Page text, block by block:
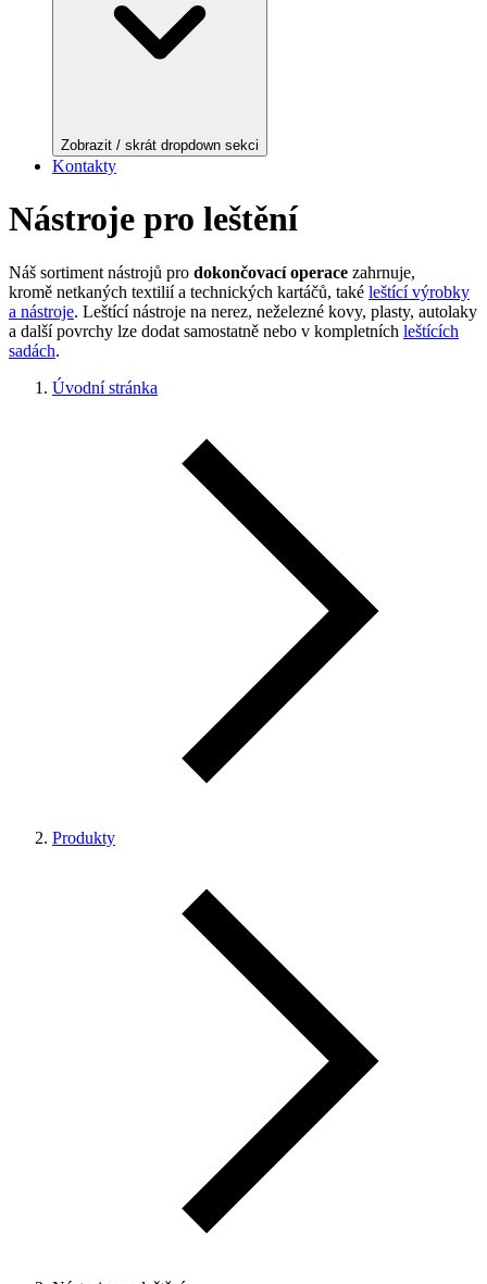
Zobrazit / skrát dropdown sekci
Kontakty
Nástroje pro leštění
Náš sortiment nástrojů pro dokončovací operace zahrnuje,
kromě netkaných textilií a technických kartáčů, také leštící výrobky
a nástroje. Leštící nástroje na nerez, neželezné kovy, plasty, autolaky
a další povrchy lze dodat samostatně nebo v kompletních leštících
sadách.
Úvodní stránka
Produkty